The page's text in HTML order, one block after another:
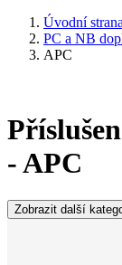
Úvodní strana
PC a NB
APC
- APC
Zobrazit další